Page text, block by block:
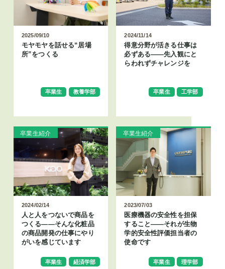
2025/09/10
モヤモヤを話せる“居場
所”をつくる
卒業生 教養学部
2024/11/14
得意分野が活きる仕事は
必ずある――先入観にと
らわれずチャレンジを
卒業生 工学部
卒業生紹介
2024/02/14
人と人をつないで商品を
つくる――そんな化粧品
の商品開発の仕事にやり
がいを感じています
卒業生 経済学部
卒業生紹介
2023/07/03
医療機器の安全性を担保
すること――それが生物
学的安全性評価担当者の
使命です
卒業生 理学部